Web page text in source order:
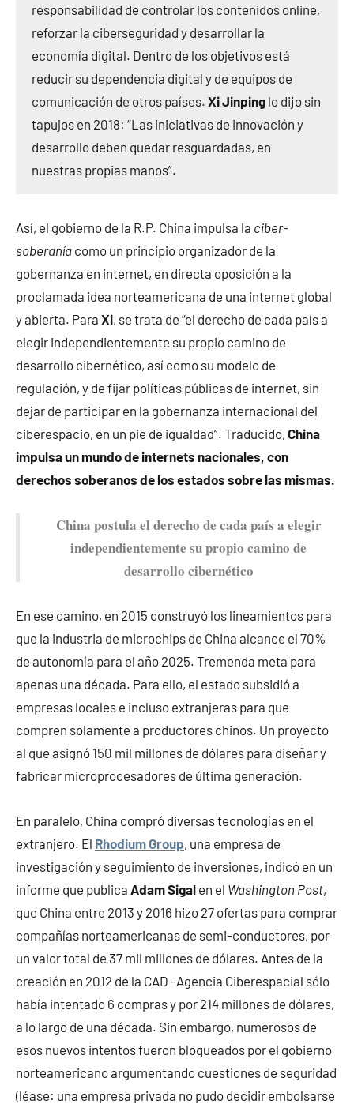
responsabilidad de controlar los contenidos online,
reforzar la ciberseguridad y desarrollar la
economía digital. Dentro de los objetivos está
reducir su dependencia digital y de equipos de
comunicación de otros países. Xi Jinping lo dijo sin
tapujos en 2018: “Las iniciativas de innovación y
desarrollo deben quedar resguardadas, en
nuestras propias manos”.
Así, el gobierno de la R.P. China impulsa la ciber-
soberanía como un principio organizador de la
gobernanza en internet, en directa oposición a la
proclamada idea norteamericana de una internet global
y abierta. Para Xi, se trata de “el derecho de cada país a
elegir independientemente su propio camino de
desarrollo cibernético, así como su modelo de
regulación, y de fijar políticas públicas de internet, sin
dejar de participar en la gobernanza internacional del
ciberespacio, en un pie de igualdad”. Traducido, China
impulsa un mundo de internets nacionales, con
derechos soberanos de los estados sobre las mismas.
China postula el derecho de cada país a elegir
independientemente su propio camino de
desarrollo cibernético
En ese camino, en 2015 construyó los lineamientos para
que la industria de microchips de China alcance el 70%
de autonomía para el año 2025. Tremenda meta para
apenas una década. Para ello, el estado subsidió a
empresas locales e incluso extranjeras para que
compren solamente a productores chinos. Un proyecto
al que asignó 150 mil millones de dólares para diseñar y
fabricar microprocesadores de última generación.
En paralelo, China compró diversas tecnologías en el
extranjero. El Rhodium Group, una empresa de
investigación y seguimiento de inversiones, indicó en un
informe que publica Adam Sigal en el Washington Post,
que China entre 2013 y 2016 hizo 27 ofertas para comprar
compañías norteamericanas de semi-conductores, por
un valor total de 37 mil millones de dólares. Antes de la
creación en 2012 de la CAD -Agencia Ciberespacial sólo
había intentado 6 compras y por 214 millones de dólares,
a lo largo de una década. Sin embargo, numerosos de
esos nuevos intentos fueron bloqueados por el gobierno
norteamericano argumentando cuestiones de seguridad
(léase: una empresa privada no pudo decidir embolsarse